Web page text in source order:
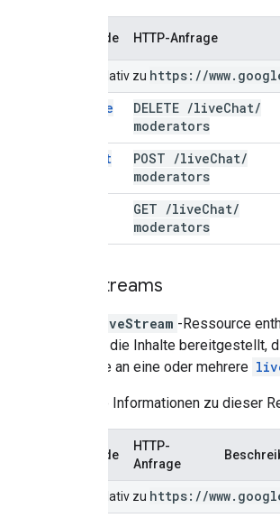
Methode HTTP-Anfrage
URIs relativ zu https: //www.
delete
DELETE /liveChat/
moderators
insert POST /liveChat/
moderators
GET /liveChat/
moderators
Streams
liveStream -Ressource
werden die Inhalte bereitgestellt,
kann sie an eine oder mehrere
Weitere Informationen zu dieser
Methode
HTTP-
Anfrage
URIs relativ zu https: //www.